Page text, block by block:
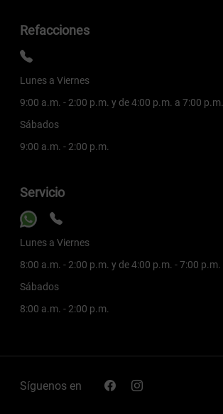
Refacciones
Lunes a Viernes
9:00 a.m. - 2:00 p.m. y de 4:00 p.m. a 7:00 p.m.
Sábados
9:00 a.m. - 2:00 p.m.
Servicio
Lunes a Viernes
8:00 a.m. - 2:00 p.m. y de 4:00 p.m. - 7:00 p.m.
Sábados
8:00 a.m. - 2:00 p.m.
Síguenos en